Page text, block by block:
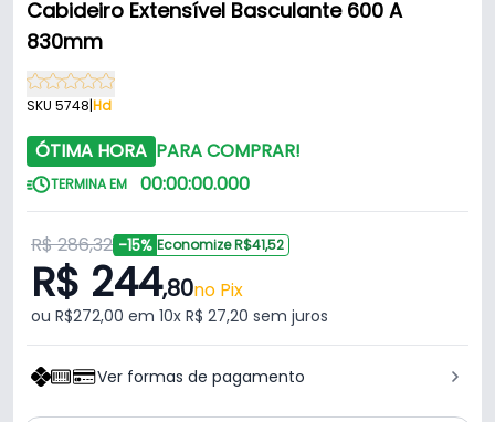
Cabideiro Extensível Basculante 600 A
830mm
SKU 5748|Hd
ÓTIMA HORA PARA COMPRAR!
TERMINA EM 00:00:00.000
R$ 286,32 -15% Economize R$41,52
R$ 244,80no Pix
ou R$272,00 em 10x R$ 27,20 sem juros
Ver formas de pagamento